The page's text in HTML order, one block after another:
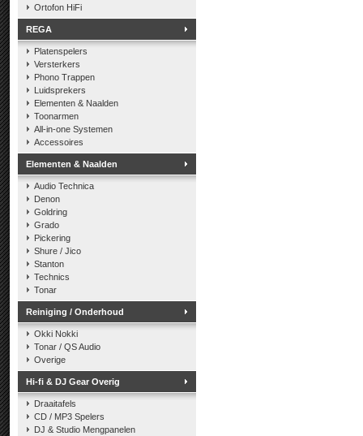
Ortofon HiFi
REGA
Platenspelers
Versterkers
Phono Trappen
Luidsprekers
Elementen & Naalden
Toonarmen
All-in-one Systemen
Accessoires
Elementen & Naalden
Audio Technica
Denon
Goldring
Grado
Pickering
Shure / Jico
Stanton
Technics
Tonar
Reiniging / Onderhoud
Okki Nokki
Tonar / QS Audio
Overige
Hi-fi & DJ Gear Overig
Draaitafels
CD / MP3 Spelers
DJ & Studio Mengpanelen